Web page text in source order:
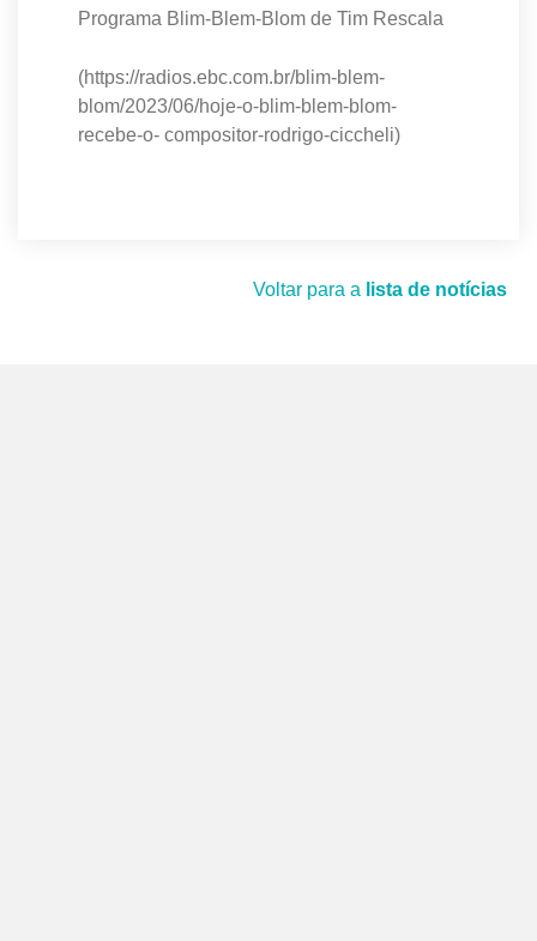
Programa Blim-Blem-Blom de Tim Rescala
(https://radios.ebc.com.br/blim-blem-
blom/2023/06/hoje-o-blim-blem-blom-
recebe-o- compositor-rodrigo-ciccheli)
Voltar para a lista de notícias